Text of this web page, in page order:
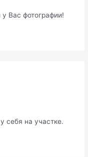
Вас фотографии!
себя на участке.